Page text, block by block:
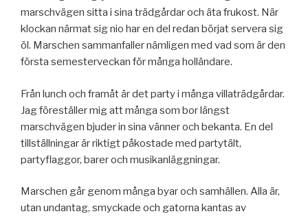
marschvägen sitta i sina trädgårdar och äta frukost. När
klockan närmat sig nio har en del redan börjat servera sig
öl. Marschen sammanfaller nämligen med vad som är den
första semesterveckan för många holländare.
Från lunch och framåt är det party i många villaträdgårdar.
Jag föreställer mig att många som bor längst
marschvägen bjuder in sina vänner och bekanta. En del
tillställningar är riktigt påkostade med partytält,
partyflaggor, barer och musikanläggningar.
Marschen går genom många byar och samhällen. Alla är,
utan undantag, smyckade och gatorna kantas av